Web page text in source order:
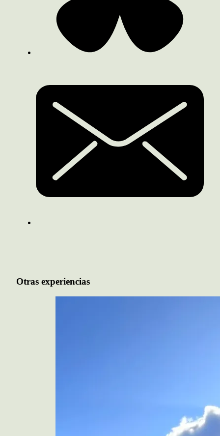
Otras experiencias